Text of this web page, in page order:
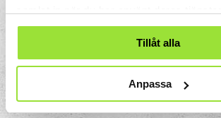
Tillåt alla
Anpassa
så att barnets huvud kan passera
förlossningskanalen.